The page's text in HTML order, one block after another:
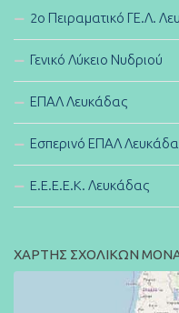
2ο Πειραματικό ΓΕ.Λ.
Γενικό Λύκειο Νυδριού
ΕΠΑΛ Λευκάδας
Εσπερινό ΕΠΑΛ
E.E.E.E.K. Λευκάδας
ΧΑΡΤΗΣ ΣΧΟΛΙΚΩΝ